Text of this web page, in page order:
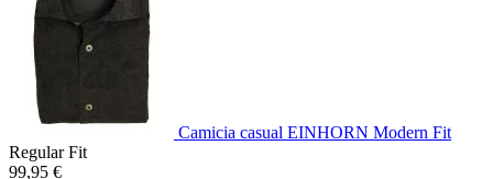
Camicia casual EINHORN Modern Fit
Regular Fit
99,95 €